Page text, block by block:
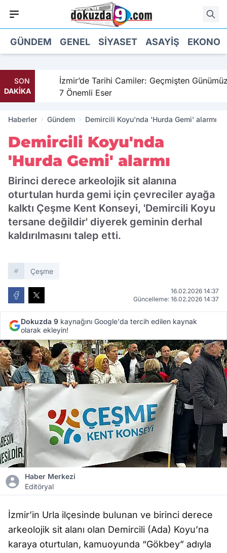
GÜNDEM GENEL SIYASET ASAYIŞ
SON
DAKİKA
İzmir’de Tarihi Camiler: Geçmişten Günümüze
7 Önemli Eser
Haberler Gündem Demircili Koyu'nda 'Hurda Gemi' alarmı
Demircili Koyu'nda
'Hurda Gemi' alarmı
Birinci derece arkeolojik sit alanına
oturtulan hurda gemi için çevreciler ayağa
kalktı Çeşme Kent Konseyi, 'Demircili Koyu
tersane değildir' diyerek geminin derhal
kaldırılmasını talep etti.
Çeşme
16.02.2026 14:37
Güncelleme: 16.02.2026 14:37
Dokuzda 9 kaynağını Google'da tercih edilen kaynak
olarak ekleyin!
Haber Merkezi
Editöryal
İzmir’in Urla ilçesinde bulunan ve birinci derece
arkeolojik sit alanı olan Demircili (Ada) Koyu’na
karaya oturtulan, kamuoyunda “Gökbey” adıyla